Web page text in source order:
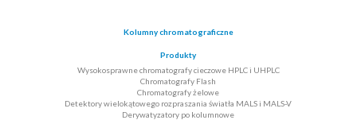
Kolumny chromatograficzne
Produkty
Wysokosprawne chromatografy cieczowe HPLC i UHPLC
Chromatografy Flash
Chromatografy żelowe
Detektory wielokątowego rozpraszania światła MALS i MALS-V
Derywatyzatory po kolumnowe